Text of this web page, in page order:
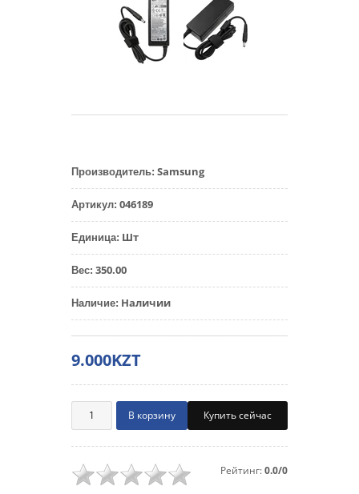
Производитель: Samsung
Артикул: 046189
Единица: Шт
Вес: 350.00
Наличие: Наличии
9.000KZT
Купить сейчас
Рейтинг:0.0/0